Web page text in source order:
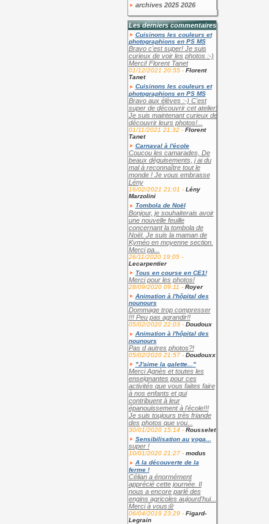
archives 2025 2026
Les derniers commentaires
Cuisinons les couleurs et
photographions en PS MS
Bravo c'est super! Je suis
curieux de voir les photos :-)
Merci! Florent Tanet
01/12/2021 20:55 - Florent
Tanet
Cuisinons les couleurs et
photographions en PS MS
Bravo aux élèves :-) C'est
super de découvrir cet atelier!
Je suis maintenant curieux de
découvrir leurs photos!...
01/11/2021 21:32 - Florent
Tanet
Carnaval à l'école
Coucou les camarades, De
beaux déguisements, j ai du
mal à reconnaître tout le
monde ! Je vous embrasse
Lény
16/02/2021 21:01 - Lény
Marzolini
Tombola de Noël
Bonjour, je souhaiterais avoir
une nouvelle feuille
concernant la tombola de
Noël. Je suis la maman de
Kyméo en moyenne section.
Merci pa...
26/11/2020 19:05 -
Lecarpentier
Tous en course en CE1!
Merci pour les photos!
28/09/2020 09:11 - Royer
Animation à l'hôpital des
nounours
Dommage trop compresser
!!! Peu pas agrandir!!
05/02/2020 22:03 - Doudoux
Animation à l'hôpital des
nounours
Pas d autres photos?!
05/02/2020 21:57 - Doudouxx
"J'aime la galette..."
Merci Agnès et toutes les
enseignantes pour ces
activités que vous faites faire
à nos enfants et qui
contribuent à leur
épanouissement à l'école!!!
Je suis toujours très friande
des photos que vou...
30/01/2020 15:14 - Rousselet
Sensibilisation au yoga...
super !
10/01/2020 21:27 - modus
A la découverte de la
ferme !
Célian a énormément
apprécié cette journée. Il
nous a encore parlé des
engins agricoles aujourd'hui...
Merci à vous🌼
06/04/2019 23:29 - Figard-
Legrain